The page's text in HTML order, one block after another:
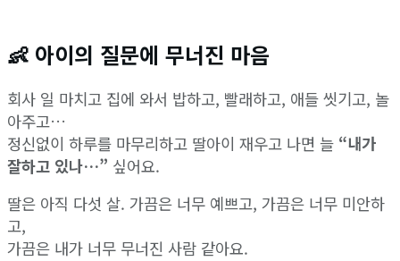
👶 아이의 질문에 무너진 마음
회사 일 마치고 집에 와서 밥하고, 빨래하고, 애들 씻기고, 놀
아주고…
정신없이 하루를 마무리하고 딸아이 재우고 나면 늘 “내가
잘하고 있나…” 싶어요.
딸은 아직 다섯 살. 가끔은 너무 예쁘고, 가끔은 너무 미안하
고,
가끔은 내가 너무 무너진 사람 같아요.